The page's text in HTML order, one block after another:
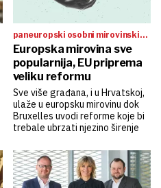
paneuropski osobni mirovinski
proizvod
Europska mirovina sve
popularnija, EU priprema
veliku reformu
Sve više građana, i u Hrvatskoj,
ulaže u europsku mirovinu dok
Bruxelles uvodi reforme koje bi
trebale ubrzati njezino širenje